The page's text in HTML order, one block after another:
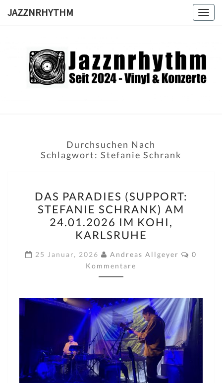
JAZZNRHYTHM
Seit
2024 –
Durchsuchen Nach
Schlagwort: Stefanie Schrank
PARADIES
(SUPPORT:
STEFANIE
SCHRANK)
AM
24.01.2026
IM
KARLSRUHE
DAS PARADIES (SUPPORT:
STEFANIE SCHRANK) AM
24.01.2026 IM KOHI,
KARLSRUHE
25 Januar, 2026 Andreas Allgeyer
0
Kommentare